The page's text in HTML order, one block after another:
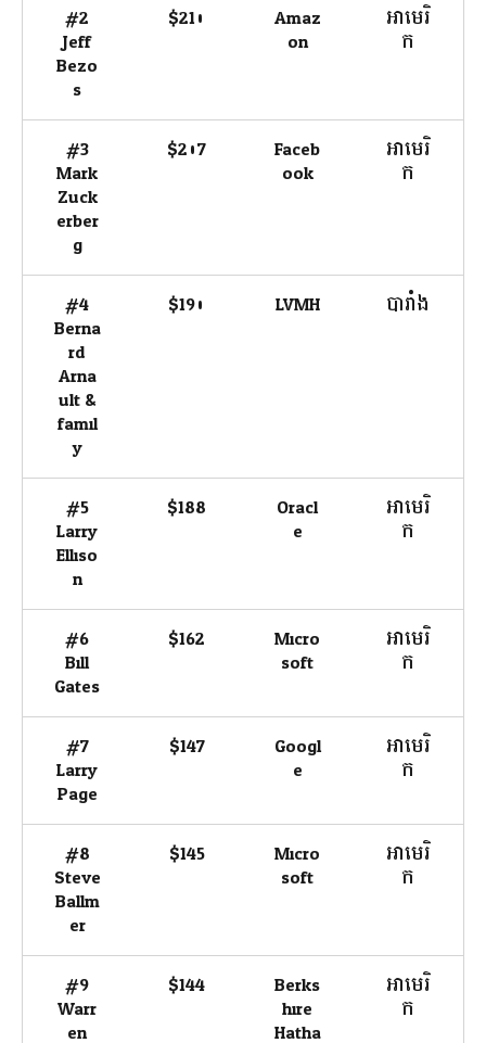
#2
Jeff
Bezo
s
$210 Amaz
on
អាមេរិ
ក
#3
Mark
Zuck
erber
g
$207 Faceb
ook
អាមេរិ
ក
#4
Berna
rd
Arna
ult &
famil
y
$190 LVMH បារាំង
#5
Larry
Elliso
n
$188 Oracl
e
អាមេរិ
ក
#6
Bill
Gates
$162 Micro
soft
អាមេរិ
ក
#7
Larry
Page
$147 Googl
e
អាមេរិ
ក
#8
Steve
Ballm
er
$145 Micro
soft
អាមេរិ
ក
#9
Warr
en
$144 Berks
hire
Hatha
អាមេរិ
ក